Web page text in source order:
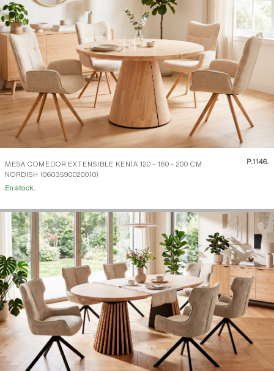
MESA COMEDOR EXTENSIBLE KENIA 120 - 160 - 200 CM
NORDISH (0603590020010)
P.1146.
En stock.